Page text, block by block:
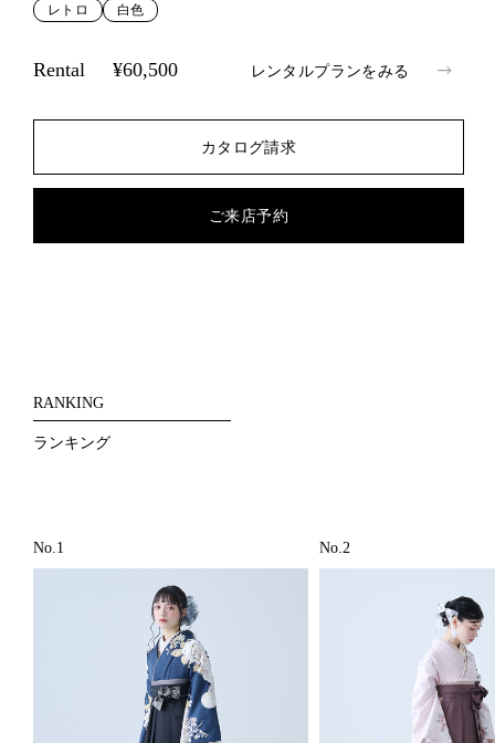
レトロ 白色
Rental ¥60,500 レンタルプランをみる
カタログ請求
ご来店予約
RANKING
ランキング
No.1 No.2